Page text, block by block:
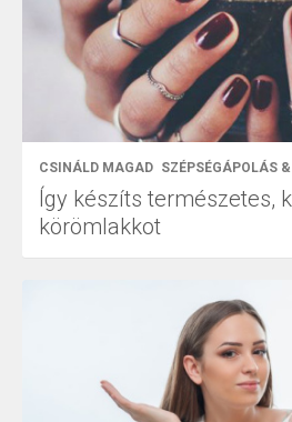
CSINÁLD MAGAD SZÉPSÉGÁPOLÁS
Így készíts természetes,
körömlakkot